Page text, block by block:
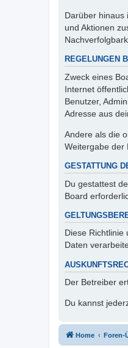
Darüber hinaus
und Aktionen
REGELUNGEN
Zweck eines
Internet
Benutzer,
Adresse aus
Andere als die
Weitergabe der
GESTATTUNG
Du gestattest
Board
Diese Richtlinie
Daten
Der Betreiber
Du kannst
Home Foren-